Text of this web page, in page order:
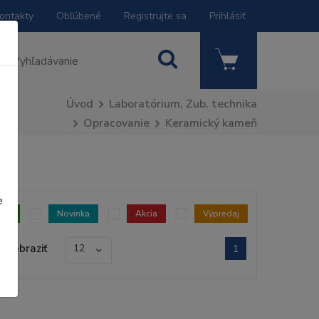
Obľúbené Registrujte sa Prihlásiť
Úvod
Laboratórium, Zub. technika
Opracovanie
Keramický kameň
Novinka Akcia Výpredaj
Zobraziť 12 1